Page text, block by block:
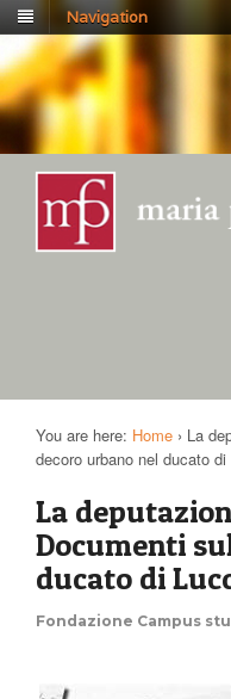
Navigation
You are here: Home › La
decoro urbano nel ducato
La
Documenti
ducato di
Fondazione Campus